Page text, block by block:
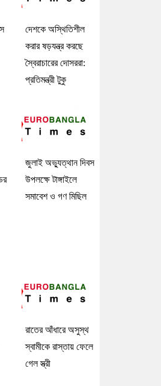
দেশকে অস্থিতিশীল
করার ষড়যন্ত্র করছে
স্বৈরাচারের দোসররা:
প্রতিমন্ত্রী টুকু
জুলাই অভ্যুত্থান দিবস
উপলক্ষে টাঙ্গাইলে
সমাবেশ ও গণ মিছিল
রাতের আঁধারে অসুস্থ
স্বামীকে রাস্তায় ফেলে
গেল স্ত্রী